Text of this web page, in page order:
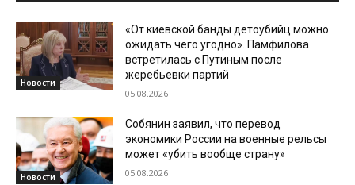
Новости
«От киевской банды детоубийц можно
ожидать чего угодно». Памфилова
встретилась с Путиным после
жеребьевки партий
05.08.2026
Новости
Собянин заявил, что перевод
экономики России на военные рельсы
может «убить вообще страну»
05.08.2026